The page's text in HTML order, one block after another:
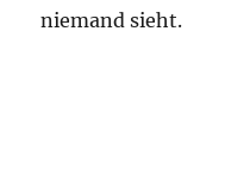
niemand sieht.